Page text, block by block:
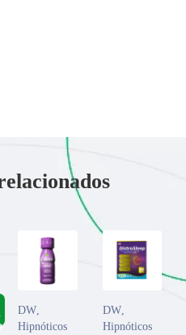
récipe médico­
DW
Hipnóticos
DW,
Hipnóticos